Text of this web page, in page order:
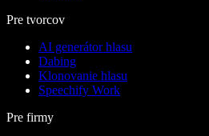
Pre tvorcov
AI generátor hlasu
Dabing
Klonovanie hlasu
Speechify Work
Pre firmy